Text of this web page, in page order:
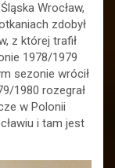
Wrocław,
zdobył
z której trafił
1978/1979
sezonie wrócił
1980 rozegrał
w Polonii
i tam jest